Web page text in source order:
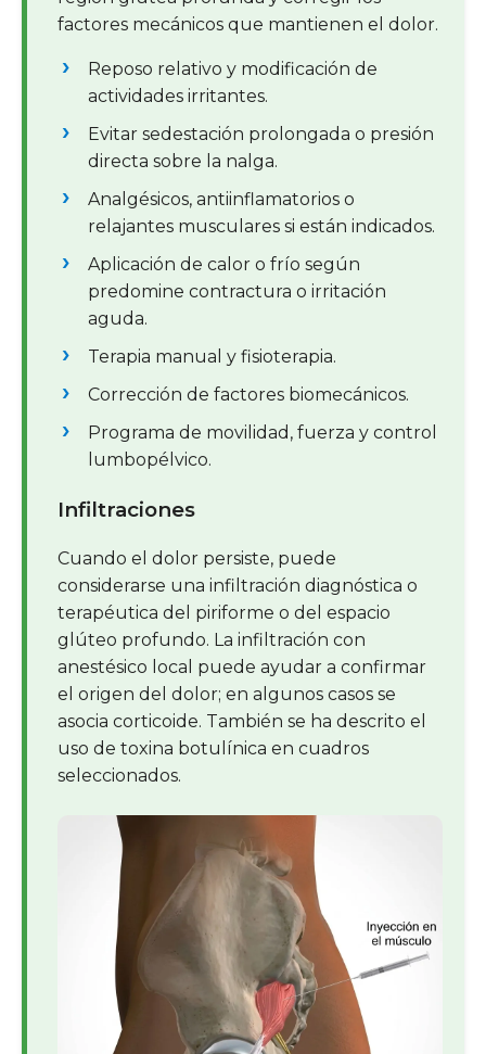
factores mecánicos que mantienen el dolor.
Reposo relativo y modificación de
actividades irritantes.
Evitar sedestación prolongada o presión
directa sobre la nalga.
Analgésicos, antiinflamatorios o
relajantes musculares si están indicados.
Aplicación de calor o frío según
predomine contractura o irritación
aguda.
Terapia manual y fisioterapia.
Corrección de factores biomecánicos.
Programa de movilidad, fuerza y control
lumbopélvico.
Infiltraciones
Cuando el dolor persiste, puede
considerarse una infiltración diagnóstica o
terapéutica del piriforme o del espacio
glúteo profundo. La infiltración con
anestésico local puede ayudar a confirmar
el origen del dolor; en algunos casos se
asocia corticoide. También se ha descrito el
uso de toxina botulínica en cuadros
seleccionados.